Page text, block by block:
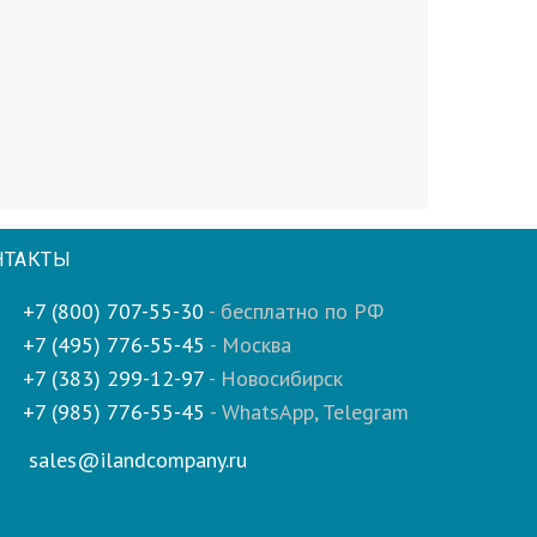
+7 (800) 707-55-30 - бесплатно по РФ
+7 (495) 776-55-45 - Москва
+7 (383) 299-12-97 - Новосибирск
+7 (985) 776-55-45 - WhatsApp, Telegram
sales@ilandcompany.ru